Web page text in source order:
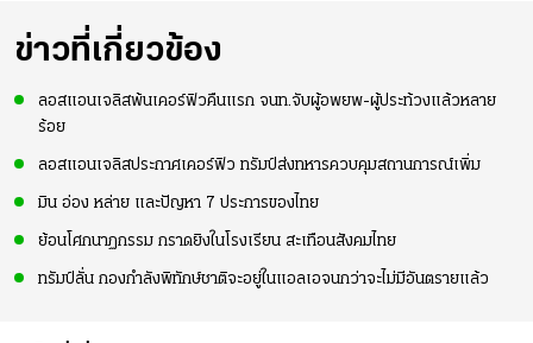
ข่าวที่เกี่ยวข้อง
ลอสแอนเจลิสพ้นเคอร์ฟิวคืนแรก จนท.จับผู้อพยพ-ผู้ประท้วงแล้วหลาย
ร้อย
ลอสแอนเจลิสประกาศเคอร์ฟิว ทรัมป์ส่งทหารควบคุมสถานการณ์เพิ่ม
มิน อ่อง หล่าย และปัญหา 7 ประการของไทย
ย้อนโศกนาฏกรรม กราดยิงในโรงเรียน สะเทือนสังคมไทย
ทรัมป์ลั่น กองกำลังพิทักษ์ชาติจะอยู่ในแอลเอจนกว่าจะไม่มีอันตรายแล้ว